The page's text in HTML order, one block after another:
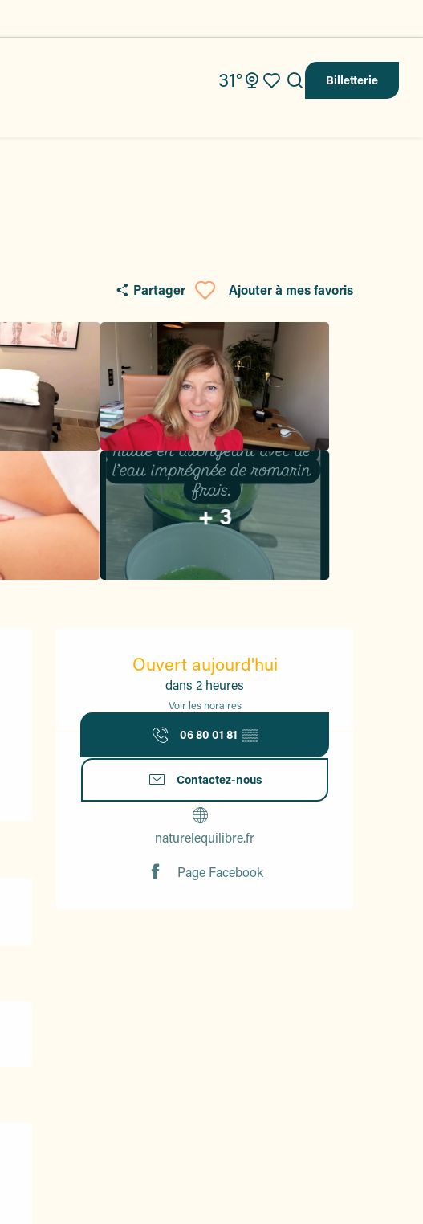
31° Billetterie
Voir les favoris
Recherche
Partager
Ajouter aux
Ajouter à mes favoris
+ 3
Ouvert aujourd'hui
dans 2 heures
Voir les horaires
06 80 01 81 ▒▒
Contactez-nous
naturelequilibre.fr
Page Facebook